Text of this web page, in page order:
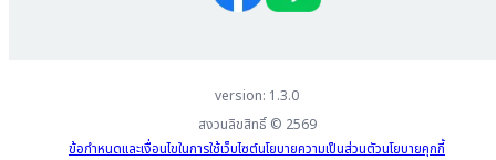
version: 1.3.0
สงวนลิขสิทธิ์ © 2569
ข้อกำหนดและเงื่อนไขในการใช้เว็บไซต์นโยบายความเป็นส่วนตัวนโยบายคุกกี้